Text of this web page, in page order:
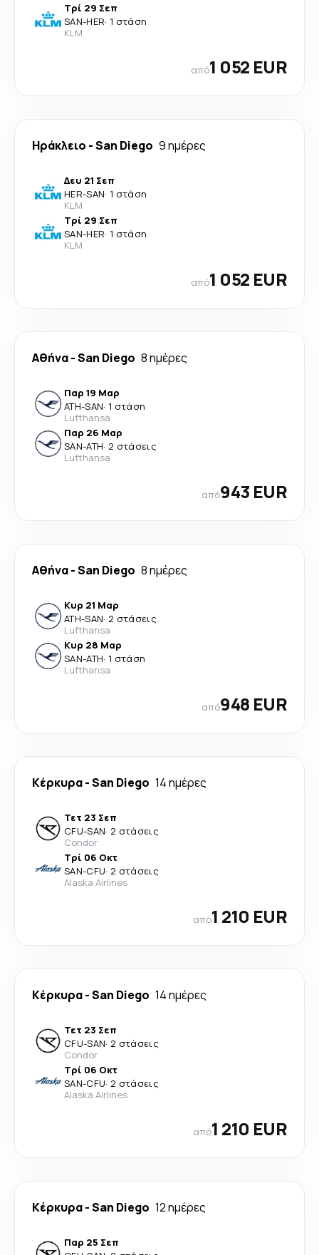
Τρί 29 Σεπ
SAN-HER· 1 στάση
KLM
από1 052 EUR
Ηράκλειο -San Diego 9 ημέρες
Δευ 21 Σεπ
HER-SAN· 1 στάση
KLM
Τρί 29 Σεπ
SAN-HER· 1 στάση
KLM
από1 052 EUR
Αθήνα-San Diego 8 ημέρες
Παρ 19 Μαρ
ATH-SAN· 1 στάση
Lufthansa
Παρ 26 Μαρ
SAN-ATH· 2 στάσεις
Lufthansa
από943 EUR
Αθήνα-San Diego 8 ημέρες
Κυρ 21 Μαρ
ATH-SAN· 2 στάσεις
Lufthansa
Κυρ 28 Μαρ
SAN-ATH· 1 στάση
Lufthansa
από948 EUR
Κέρκυρα-San Diego 14 ημέρες
Τετ 23 Σεπ
CFU-SAN· 2 στάσεις
Condor
Τρί 06 Οκτ
SAN-CFU· 2 στάσεις
Alaska Airlines
από1 210 EUR
Κέρκυρα-San Diego 14 ημέρες
Τετ 23 Σεπ
CFU-SAN· 2 στάσεις
Condor
Τρί 06 Οκτ
SAN-CFU· 2 στάσεις
Alaska Airlines
από1 210 EUR
Κέρκυρα-San Diego 12 ημέρες
Παρ 25 Σεπ